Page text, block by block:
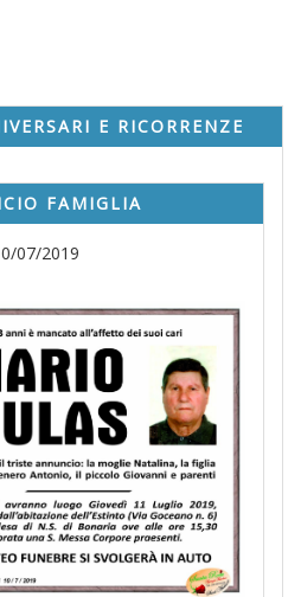
E RICORRENZE
FAMIGLIA
07/2019